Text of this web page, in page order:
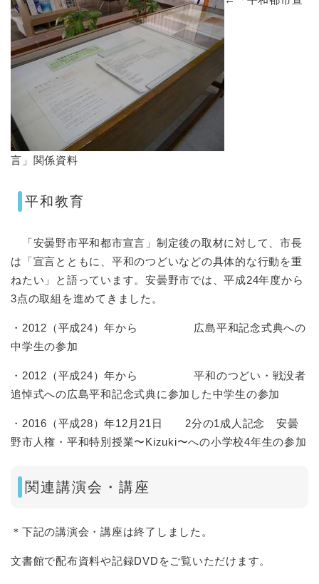
言」関係資料
平和教育
「安曇野市平和都市宣言」制定後の取材に対して、市長
は「宣言とともに、平和のつどいなどの具体的な行動を重
ねたい」と語っています。安曇野市では、平成24年度から
3点の取組を進めてきました。
・2012（平成24）年から 広島平和記念式典への
中学生の参加
・2012（平成24）年から 平和のつどい・戦没者
追悼式への広島平和記念式典に参加した中学生の参加
・2016（平成28）年12月21日 2分の1成人記念 安曇
野市人権・平和特別授業〜Kizuki〜への小学校4年生の参加
関連講演会・講座
＊下記の講演会・講座は終了しました。
文書館で配布資料や記録DVDをご覧いただけます。